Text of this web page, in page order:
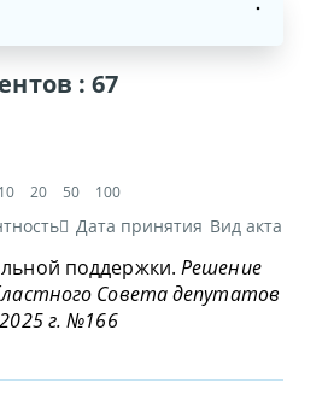
:67
10 20 50
100
Дата принятия Вид акта
поддержки. Решение
Совета депутатов
г. №166